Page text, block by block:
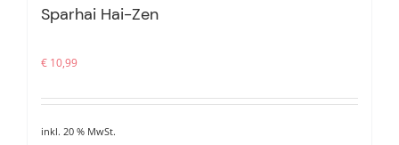
Sparhai Hai-Zen
€ 10,99
inkl. 20 % MwSt.